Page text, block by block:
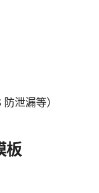
泄漏等）
板